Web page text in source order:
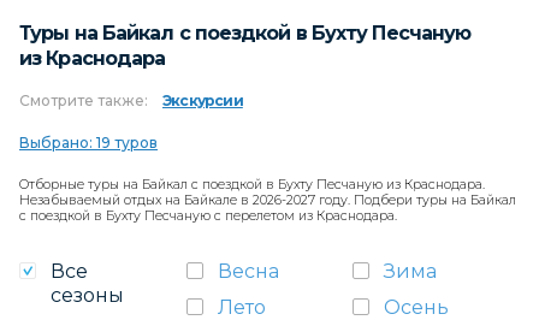
Туры на Байкал с поездкой в Бухту Песчаную
из Краснодара
Смотрите также: Экскурсии
Выбрано: 19 туров
Отборные туры на Байкал с поездкой в Бухту Песчаную из Краснодара.
Незабываемый отдых на Байкале в 2026-2027 году. Подбери туры на Байкал
с поездкой в Бухту Песчаную с перелетом из Краснодара.
Все
сезоны
Весна
Зима
Лето
Осень